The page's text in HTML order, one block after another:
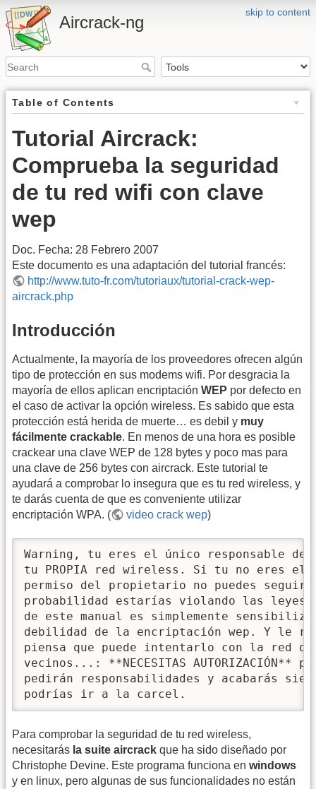
skip to content
Aircrack-ng
Table of Contents
Tutorial Aircrack:
Comprueba la seguridad
de tu red wifi con clave
wep
Doc. Fecha: 28 Febrero 2007
Este documento es una adaptación del tutorial francés:
http://www.tuto-fr.com/tutoriaux/tutorial-crack-wep-
aircrack.php
Introducción
Actualmente, la mayoría de los proveedores ofrecen algún
tipo de protección en sus modems wifi. Por desgracia la
mayoría de ellos aplican encriptación WEP por defecto en
el caso de activar la opción wireless. Es sabido que esta
protección está herida de muerte… es debil y muy
fácilmente crackable. En menos de una hora es posible
crackear una clave WEP de 128 bytes y poco mas para
una clave de 256 bytes con aircrack. Este tutorial te
ayudará a comprobar lo insegura que es tu red wireless, y
te darás cuenta de que es conveniente utilizar
encriptación WPA. (
video crack wep)
Warning, tu eres el único responsable
tu PROPIA red wireless. Si tu no eres
permiso del propietario no puedes
probabilidad estarías violando las
de este manual es simplemente
debilidad de la encriptación wep. Y le
piensa que puede intentarlo con la red
vecinos...: **NECESITAS
pedirán responsabilidades y acabarás
podrías ir a la carcel.
Para comprobar la seguridad de tu red wireless,
necesitarás la suite aircrack que ha sido diseñado por
Christophe Devine. Este programa funciona en windows
y en linux, pero algunas de sus funcionalidades no están